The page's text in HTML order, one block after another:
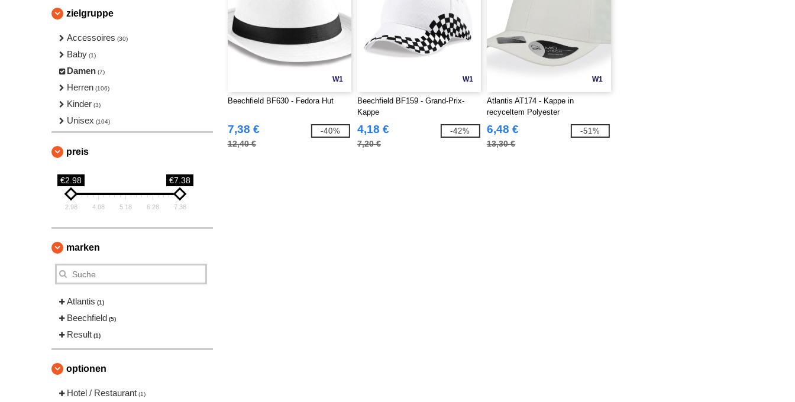
zielgruppe
Accessoires (30)
Baby (1)
Damen (7)
Herren (106)
Kinder (3)
Unisex (104)
preis
€2.98 €7.38
2.98 4.08 5.18 6.28 7.38
marken
Atlantis (1)
Beechfield (5)
Result (1)
optionen
Hotel / Restaurant (1)
W1
Beechfield BF630 - Fedora Hut
7,38 €
12,40 €
-40%
W1
Beechfield BF159 - Grand-Prix-
Kappe
4,18 €
7,20 €
-42%
W1
Atlantis AT174 - Kappe in
recyceltem Polyester
6,48 €
13,30 €
-51%